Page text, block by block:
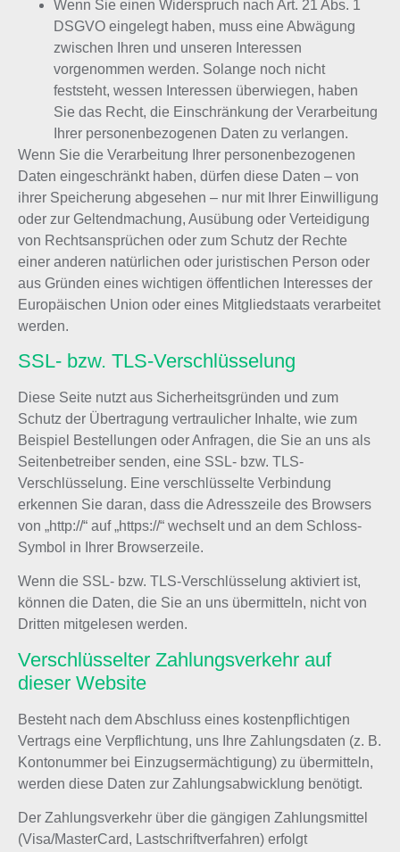
Wenn Sie einen Widerspruch nach Art. 21 Abs. 1
DSGVO eingelegt haben, muss eine Abwägung
zwischen Ihren und unseren Interessen
vorgenommen werden. Solange noch nicht
feststeht, wessen Interessen überwiegen, haben
Sie das Recht, die Einschränkung der Verarbeitung
Ihrer personenbezogenen Daten zu verlangen.
Wenn Sie die Verarbeitung Ihrer personenbezogenen
Daten eingeschränkt haben, dürfen diese Daten – von
ihrer Speicherung abgesehen – nur mit Ihrer Einwilligung
oder zur Geltendmachung, Ausübung oder Verteidigung
von Rechtsansprüchen oder zum Schutz der Rechte
einer anderen natürlichen oder juristischen Person oder
aus Gründen eines wichtigen öffentlichen Interesses der
Europäischen Union oder eines Mitgliedstaats verarbeitet
werden.
SSL- bzw. TLS-Verschlüsselung
Diese Seite nutzt aus Sicherheitsgründen und zum
Schutz der Übertragung vertraulicher Inhalte, wie zum
Beispiel Bestellungen oder Anfragen, die Sie an uns als
Seitenbetreiber senden, eine SSL- bzw. TLS-
Verschlüsselung. Eine verschlüsselte Verbindung
erkennen Sie daran, dass die Adresszeile des Browsers
von „http://“ auf „https://“ wechselt und an dem Schloss-
Symbol in Ihrer Browserzeile.
Wenn die SSL- bzw. TLS-Verschlüsselung aktiviert ist,
können die Daten, die Sie an uns übermitteln, nicht von
Dritten mitgelesen werden.
Verschlüsselter Zahlungsverkehr auf
dieser Website
Besteht nach dem Abschluss eines kostenpflichtigen
Vertrags eine Verpflichtung, uns Ihre Zahlungsdaten (z. B.
Kontonummer bei Einzugsermächtigung) zu übermitteln,
werden diese Daten zur Zahlungsabwicklung benötigt.
Der Zahlungsverkehr über die gängigen Zahlungsmittel
(Visa/MasterCard, Lastschriftverfahren) erfolgt